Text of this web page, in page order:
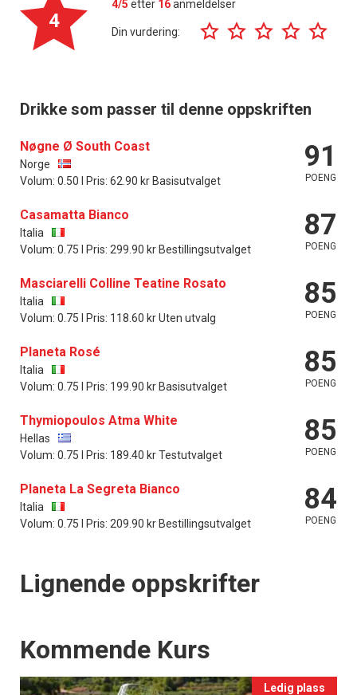
4
4/5 etter 16anmeldelser
Din vurdering:
Drikke som passer til denne oppskriften
Nøgne Ø South Coast
Norge
Volum: 0.50 l Pris: 62.90 kr Basisutvalget
91
POENG
Casamatta Bianco
Italia
Volum: 0.75 l Pris: 299.90 kr Bestillingsutvalget
87
POENG
Masciarelli Colline Teatine Rosato
Italia
Volum: 0.75 l Pris: 118.60 kr Uten utvalg
85
POENG
Planeta Rosé
Italia
Volum: 0.75 l Pris: 199.90 kr Basisutvalget
85
POENG
Thymiopoulos Atma White
Hellas
Volum: 0.75 l Pris: 189.40 kr Testutvalget
85
POENG
Planeta La Segreta Bianco
Italia
Volum: 0.75 l Pris: 209.90 kr Bestillingsutvalget
84
POENG
Lignende oppskrifter
Events
Kommende Kurs
Ledig plass